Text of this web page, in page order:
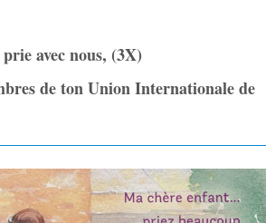
avec nous, (3X)
de ton Union Internationale de